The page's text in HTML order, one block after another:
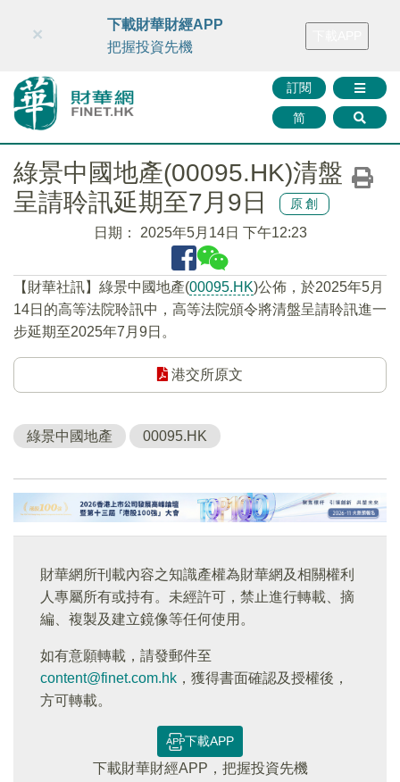
財華智庫網 FINTV FINMETA 財華證券 媒體矩陣
訂閱
简
×
下載財華財經APP
把握投資先機
綠景中國地產(00095.HK)清盤
呈請聆訊延期至7月9日
原創
日期： 2025年5月14日 下午12:23
【財華社訊】綠景中國地產(00095.HK)公佈，於2025年5月
14日的高等法院聆訊中，高等法院頒令將清盤呈請聆訊進一
步延期至2025年7月9日。
港交所原文
綠景中國地產 00095.HK
財華網所刊載內容之知識產權為財華網及相關權利
人專屬所有或持有。未經許可，禁止進行轉載、摘
編、複製及建立鏡像等任何使用。
如有意願轉載，請發郵件至
content@finet.com.hk ，獲得書面確認及授權後，
方可轉載。
下載APP
下載財華財經APP，把握投資先機